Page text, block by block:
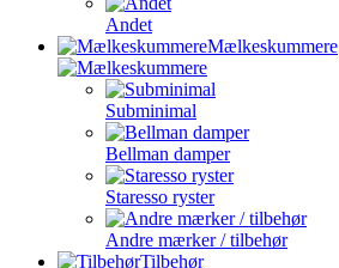
Andet
Mælkeskummere
Subminimal
Bellman damper
Staresso ryster
Andre mærker / tilbehør
Tilbehør